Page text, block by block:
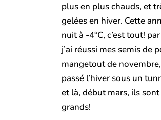
plus en plus chauds, et
gelées en hiver. Cette
nuit à -4°C, c’est tout!
j’ai réussi mes semis de
mangetout de
passé l’hiver sous un
et là, début mars, ils
grands!